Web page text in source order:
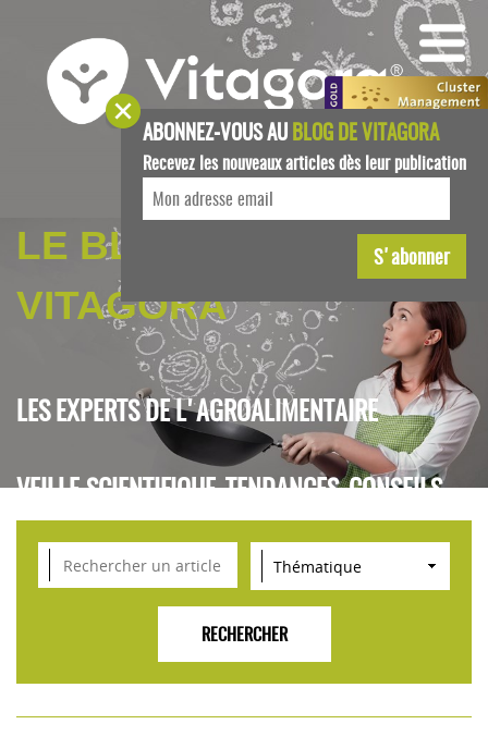
LE BLOG DE
VITAGORA
LES EXPERTS DE L'AGROALIMENTAIRE
VEILLE SCIENTIFIQUE, TENDANCES, CONSEILS
POUR L'INNOVATION AGROALIMENTAIRE
ABONNEZ-VOUS AUBLOG DE VITAGORA
Recevez les nouveaux articles dès leur publication